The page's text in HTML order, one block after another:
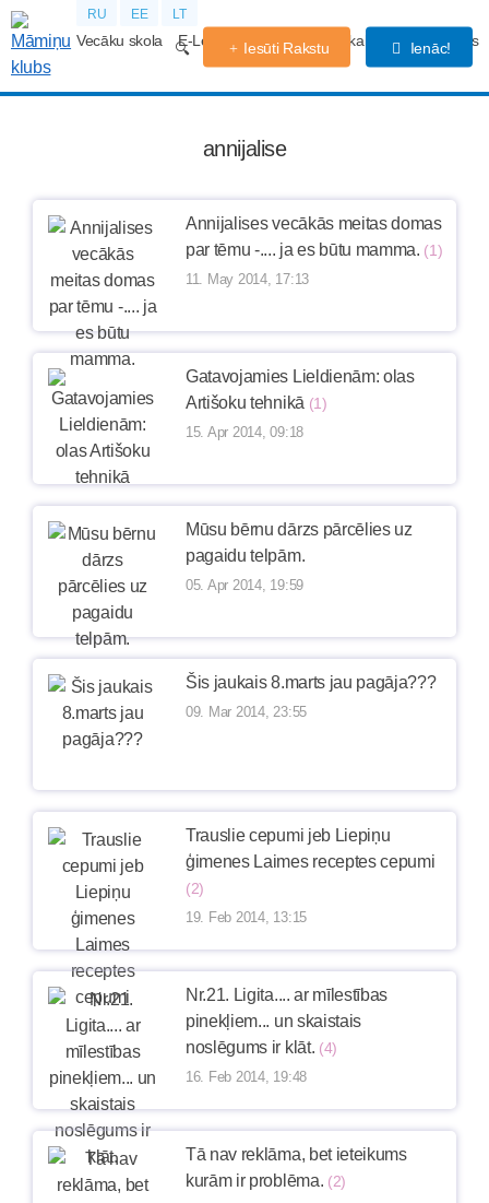
RU EE LT
Vecāku skola E-Lekcijas Grūtniecības kalendārs Forums
Iesūti Rakstu Ienāc!
annijalise
Annijalises vecākās meitas domas
par tēmu -.... ja es būtu mamma. (1)
11. May 2014, 17:13
Gatavojamies Lieldienām: olas
Artišoku tehnikā (1)
15. Apr 2014, 09:18
Mūsu bērnu dārzs pārcēlies uz
pagaidu telpām.
05. Apr 2014, 19:59
Šis jaukais 8.marts jau pagāja???
09. Mar 2014, 23:55
Trauslie cepumi jeb Liepiņu
ģimenes Laimes receptes cepumi
(2)
19. Feb 2014, 13:15
Nr.21. Ligita.... ar mīlestības
pinekļiem... un skaistais
noslēgums ir klāt. (4)
16. Feb 2014, 19:48
Tā nav reklāma, bet ieteikums
kurām ir problēma. (2)